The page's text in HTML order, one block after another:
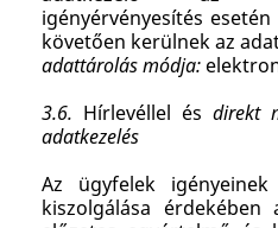
igényérvényesítés
követően kerülnek az
adattárolás módja:
3.6. Hírlevéllel és direkt
adatkezelés
Az ügyfelek
kiszolgálása